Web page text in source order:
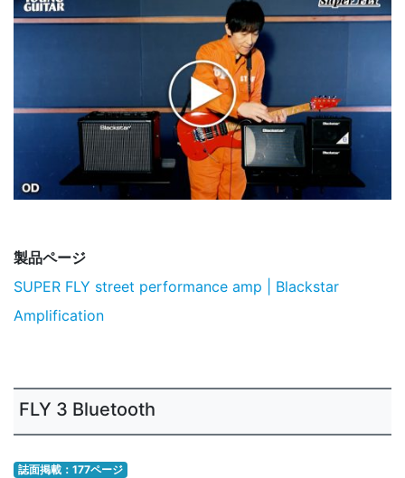
製品ページ
SUPER FLY street performance amp | Blackstar
Amplification
FLY 3 Bluetooth
誌面掲載：177ページ